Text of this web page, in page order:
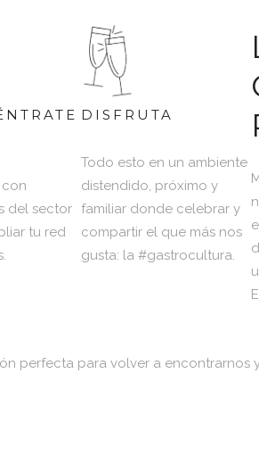
DISFRUTA
del sector
tu red
Todo esto en un ambiente
distendido, próximo y
familiar donde celebrar y
compartir el que más nos
gusta: la #gastrocultura.
perfecta para volver a encontrarnos